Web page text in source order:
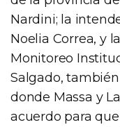
Nardini; la
Noelia Correa, y
Monitoreo
Salgado,
donde Massa y
acuerdo para